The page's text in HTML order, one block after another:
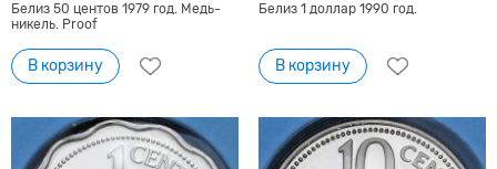
Белиз 50 центов 1979 год. Медь-
никель. Proof
В корзину
Белиз 1 доллар 1990 год.
В корзину